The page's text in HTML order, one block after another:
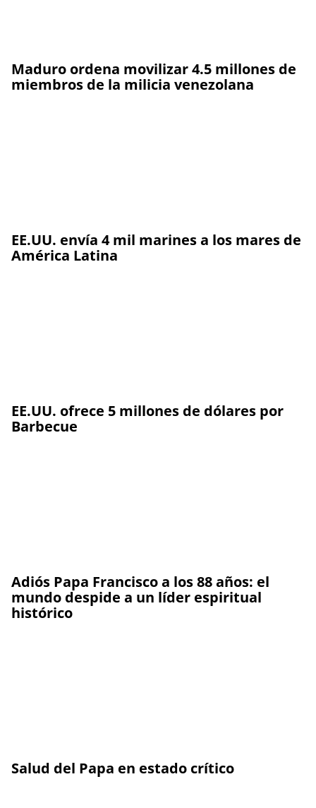
Maduro ordena movilizar 4.5 millones de
miembros de la milicia venezolana
EE.UU. envía 4 mil marines a los mares de
América Latina
EE.UU. ofrece 5 millones de dólares por
Barbecue
Adiós Papa Francisco a los 88 años: el
mundo despide a un líder espiritual
histórico
Salud del Papa en estado crítico